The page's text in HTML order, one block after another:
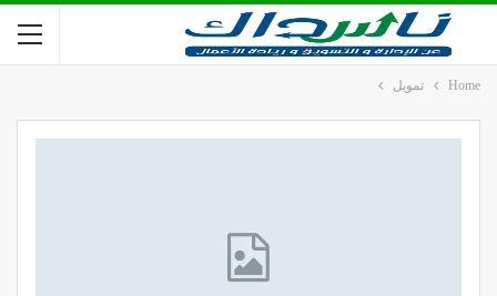
Home تمويل